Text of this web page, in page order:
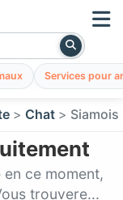
Services pour
Chat Siamois
ce moment,
trouvere...